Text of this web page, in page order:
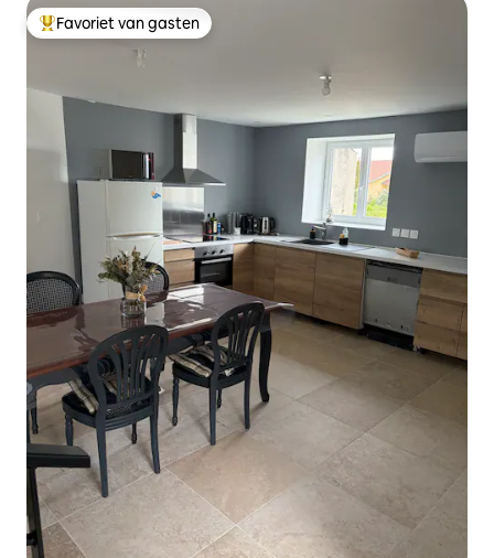
Topfavoriet van gasten
Favoriet van gasten